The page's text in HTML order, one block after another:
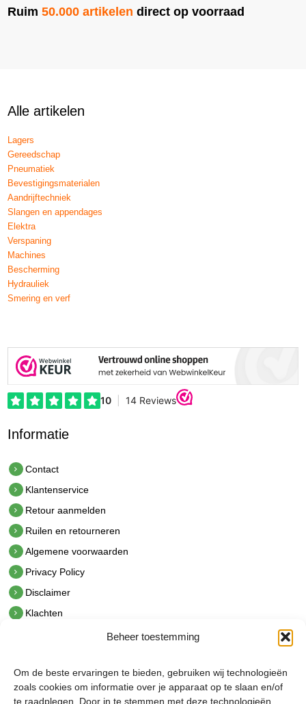
Beheer toestemming
Om de beste ervaringen te bieden, gebruiken wij technologieën
zoals cookies om informatie over je apparaat op te slaan en/of
te raadplegen. Door in te stemmen met deze technologieën
Ruim50.000 artikelen direct op voorraad
Alle artikelen
Lagers
Gereedschap
Pneumatiek
Bevestigingsmaterialen
Aandrijftechniek
Slangen en appendages
Elektra
Verspaning
Machines
Bescherming
Hydrauliek
Smering en verf
Informatie
Contact
Klantenservice
Retour aanmelden
Ruilen en retourneren
Algemene voorwaarden
Privacy Policy
Disclaimer
Klachten
hetindustriehuis B.V.
De Hoek 1 1601 MR Enkhuizen
t.0228 53 00 40